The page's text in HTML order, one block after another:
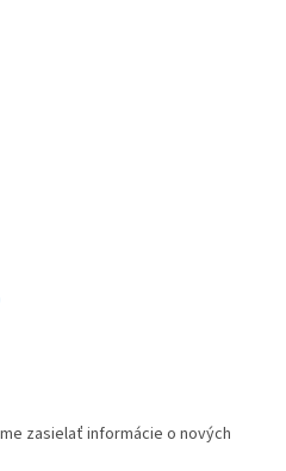
zasielať informácie o nových